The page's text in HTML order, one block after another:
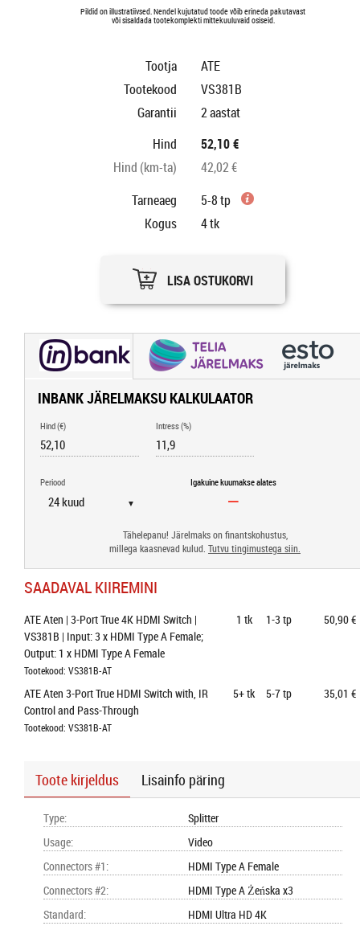
Pildid on illustratiivsed. Nendel kujutatud toode võib erineda pakutavast
või sisaldada tootekomplekti mittekuuluvaid osiseid.
Tootja
ATE
Tootekood
VS381B
Garantii
2 aastat
Hind
52,10 €
Hind (km-ta)
42,02 €
Tarneaeg
5-8 tp
Kogus
4tk
LISA OSTUKORVI
INBANK JÄRELMAKSU KALKULAATOR
Hind (€) Intress (%)
Periood
▼
Igakuine kuumakse alates
Tähelepanu! Järelmaks on finantskohustus,
millega kaasnevad kulud. Tutvu tingimustega siin.
SAADAVAL KIIREMINI
ATE Aten | 3-Port True 4K HDMI Switch |
VS381B | Input: 3 x HDMI Type A Female;
Output: 1 x HDMI Type A Female
Tootekood: VS381B-AT
1 tk 1-3 tp 50,90 €
ATE Aten 3-Port True HDMI Switch with, IR
Control and Pass-Through
Tootekood: VS381B-AT
5+tk 5-7 tp 35,01 €
Toote kirjeldus Lisainfo päring
Type:
Splitter
Usage:
Video
Connectors #1:
HDMI Type A Female
Connectors #2:
HDMI Type A Żeńska x3
Standard: HDMI Ultra HD 4K